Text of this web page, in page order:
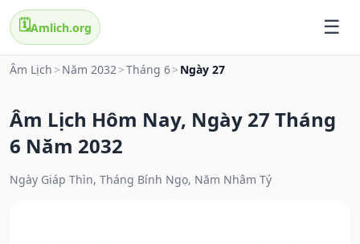
🗓️Amlich.org
Âm Lịch > Năm 2032>Tháng 6> Ngày 27
Âm Lịch Hôm Nay, Ngày 27 Tháng
6 Năm 2032
Ngày Giáp Thìn, Tháng Bính Ngọ, Năm Nhâm Tý